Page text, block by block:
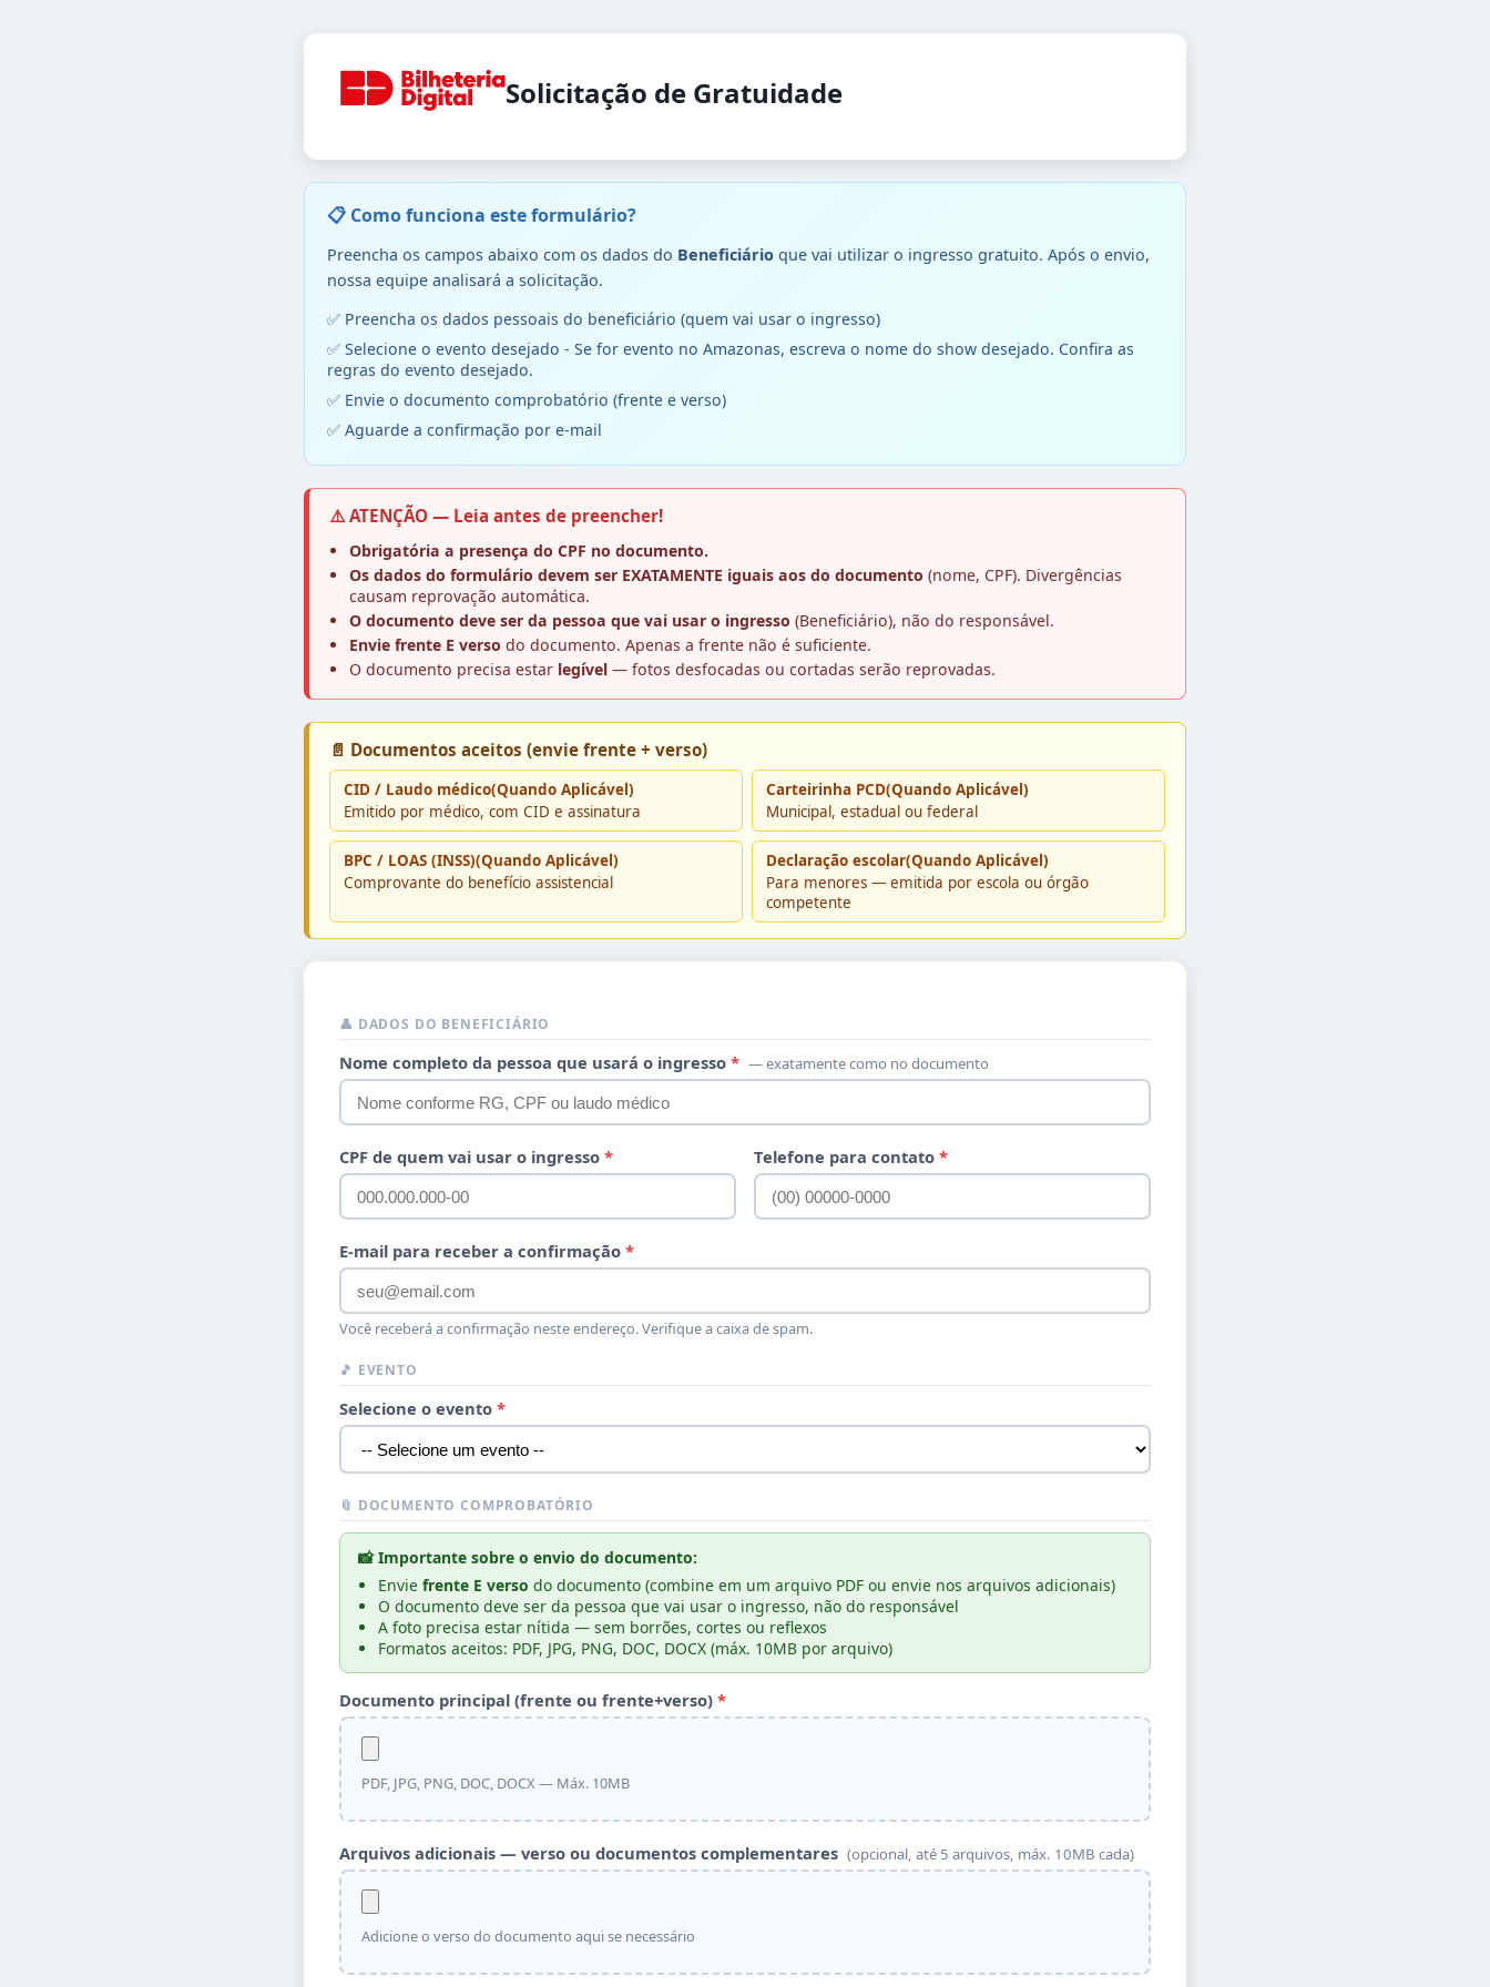
Solicitação de Gratuidade
📋 Como funciona este formulário?
Preencha os campos abaixo com os dados do Beneficiário que vai utilizar o ingresso gratuito. Após o envio,
nossa equipe analisará a solicitação.
Preencha os dados pessoais do beneficiário (quem vai usar o ingresso)
Selecione o evento desejado - Se for evento no Amazonas, escreva o nome do show desejado. Confira as
regras do evento desejado.
Envie o documento comprobatório (frente e verso)
Aguarde a confirmação por e-mail
⚠️ ATENÇÃO — Leia antes de preencher!
Obrigatória a presença do CPF no documento.
Os dados do formulário devem ser EXATAMENTE iguais aos do documento (nome, CPF). Divergências
causam reprovação automática.
O documento deve ser da pessoa que vai usar o ingresso (Beneficiário), não do responsável.
Envie frente E verso do documento. Apenas a frente não é suficiente.
O documento precisa estar legível — fotos desfocadas ou cortadas serão reprovadas.
📄 Documentos aceitos (envie frente + verso)
CID / Laudo médico(Quando Aplicável)
Emitido por médico, com CID e assinatura
Carteirinha PCD(Quando Aplicável)
Municipal, estadual ou federal
BPC / LOAS (INSS)(Quando Aplicável)
Comprovante do benefício assistencial
Declaração escolar(Quando Aplicável)
Para menores — emitida por escola ou órgão
competente
👤 DADOS DO BENEFICIÁRIO
Nome completo da pessoa que usará o ingresso * — exatamente como no documento
CPF de quem vai usar o ingresso * Telefone para contato *
E-mail para receber a confirmação *
Você receberá a confirmação neste endereço. Verifique a caixa de spam.
🎵 EVENTO
Selecione o evento *
📎 DOCUMENTO COMPROBATÓRIO
📸 Importante sobre o envio do documento:
Envie frente E verso do documento (combine em um arquivo PDF ou envie nos arquivos adicionais)
O documento deve ser da pessoa que vai usar o ingresso, não do responsável
A foto precisa estar nítida — sem borrões, cortes ou reflexos
Formatos aceitos: PDF, JPG, PNG, DOC, DOCX (máx. 10MB por arquivo)
Documento principal (frente ou frente+verso) *
PDF, JPG, PNG, DOC, DOCX — Máx. 10MB
Arquivos adicionais — verso ou documentos complementares (opcional, até 5 arquivos, máx. 10MB cada)
Adicione o verso do documento aqui se necessário